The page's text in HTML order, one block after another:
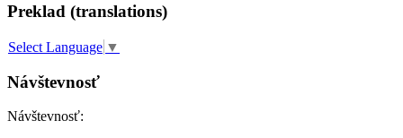
Preklad (translations)
Select Language ▼
Návštevnosť
Návštevnosť: